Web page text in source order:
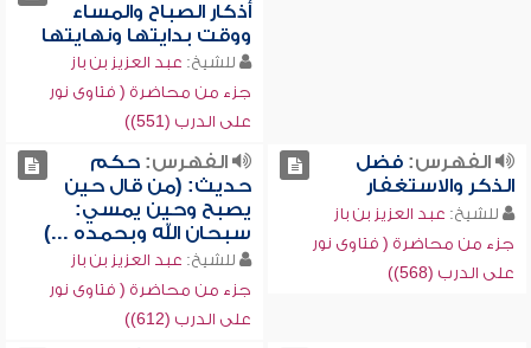
أذكار الصباح والمساء
ووقت بدايتها ونهايتها
للشيخ: عبد العزيز بن باز
جزء من محاضرة ( فتاوى نور
على الدرب (551))
الفهرس:فضل
الذكر والاستغفار
للشيخ: عبد العزيز بن باز
جزء من محاضرة ( فتاوى نور
على الدرب (568))
الفهرس:حكم
حديث: (من قال حين
يصبح وحين يمسي:
سبحان الله وبحمده ...)
للشيخ: عبد العزيز بن باز
جزء من محاضرة ( فتاوى نور
على الدرب (612))